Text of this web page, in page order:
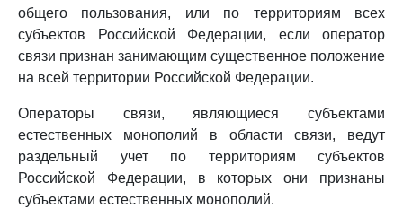
общего пользования, или по территориям всех
субъектов Российской Федерации, если оператор
связи признан занимающим существенное положение
на всей территории Российской Федерации.
Операторы связи, являющиеся субъектами
естественных монополий в области связи, ведут
раздельный учет по территориям субъектов
Российской Федерации, в которых они признаны
субъектами естественных монополий.